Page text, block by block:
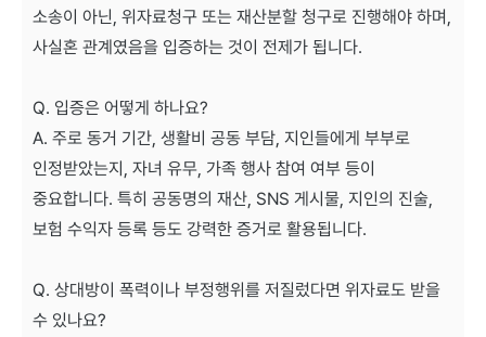
소송이 아닌, 위자료청구 또는 재산분할 청구로 진행해야 하며,
사실혼 관계였음을 입증하는 것이 전제가 됩니다.
Q. 입증은 어떻게 하나요?
A. 주로 동거 기간, 생활비 공동 부담, 지인들에게 부부로
인정받았는지, 자녀 유무, 가족 행사 참여 여부 등이
중요합니다. 특히 공동명의 재산, SNS 게시물, 지인의 진술,
보험 수익자 등록 등도 강력한 증거로 활용됩니다.
Q. 상대방이 폭력이나 부정행위를 저질렀다면 위자료도 받을
수 있나요?